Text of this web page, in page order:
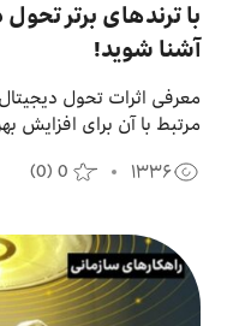
محصولات و راهکارها
فروشگاه
سامانه‌ها
پشتیبانی
پایگاه دانش
با ترندهای برتر
آشنا شوید!
معرفی اثرات تحول
مرتبط با آن برای افزایش
۱۳۳۶ (0) 0